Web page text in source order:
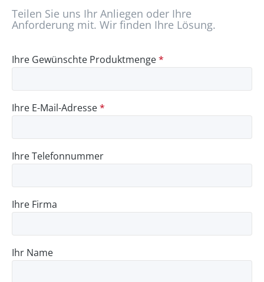
Teilen Sie uns Ihr Anliegen oder Ihre
Anforderung mit. Wir finden Ihre Lösung.
Ihre Gewünschte Produktmenge*
Ihre E-Mail-Adresse*
Ihre Telefonnummer
Ihre Firma
Ihr Name